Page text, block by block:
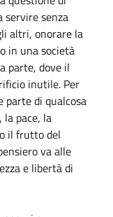
servire senza
altri, onorare la
in una società
parte, dove il
inutile. Per
parte di qualcosa
pace, la
il frutto del
va alle
e libertà di